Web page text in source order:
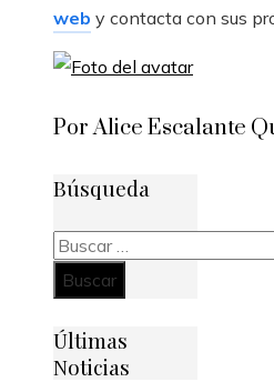
web y contacta con sus
Por Alice Escalante
Búsqueda
Buscar:
Últimas
Noticias